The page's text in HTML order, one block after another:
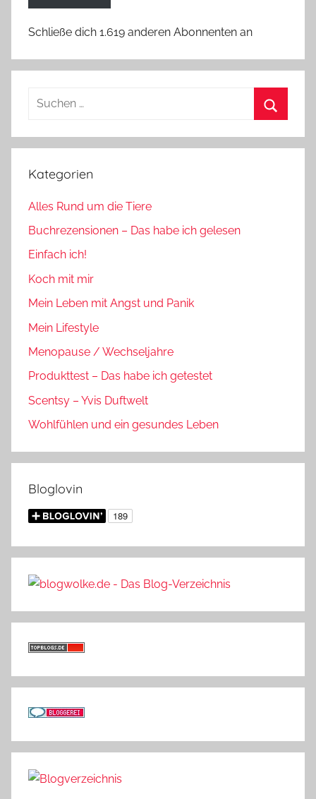
Schließe dich 1.619 anderen Abonnenten an
Suchen
Kategorien
Alles Rund um die Tiere
Buchrezensionen – Das habe ich gelesen
Einfach ich!
Koch mit mir
Mein Leben mit Angst und Panik
Mein Lifestyle
Menopause / Wechseljahre
Produkttest – Das habe ich getestet
Scentsy – Yvis Duftwelt
Wohlfühlen und ein gesundes Leben
Bloglovin